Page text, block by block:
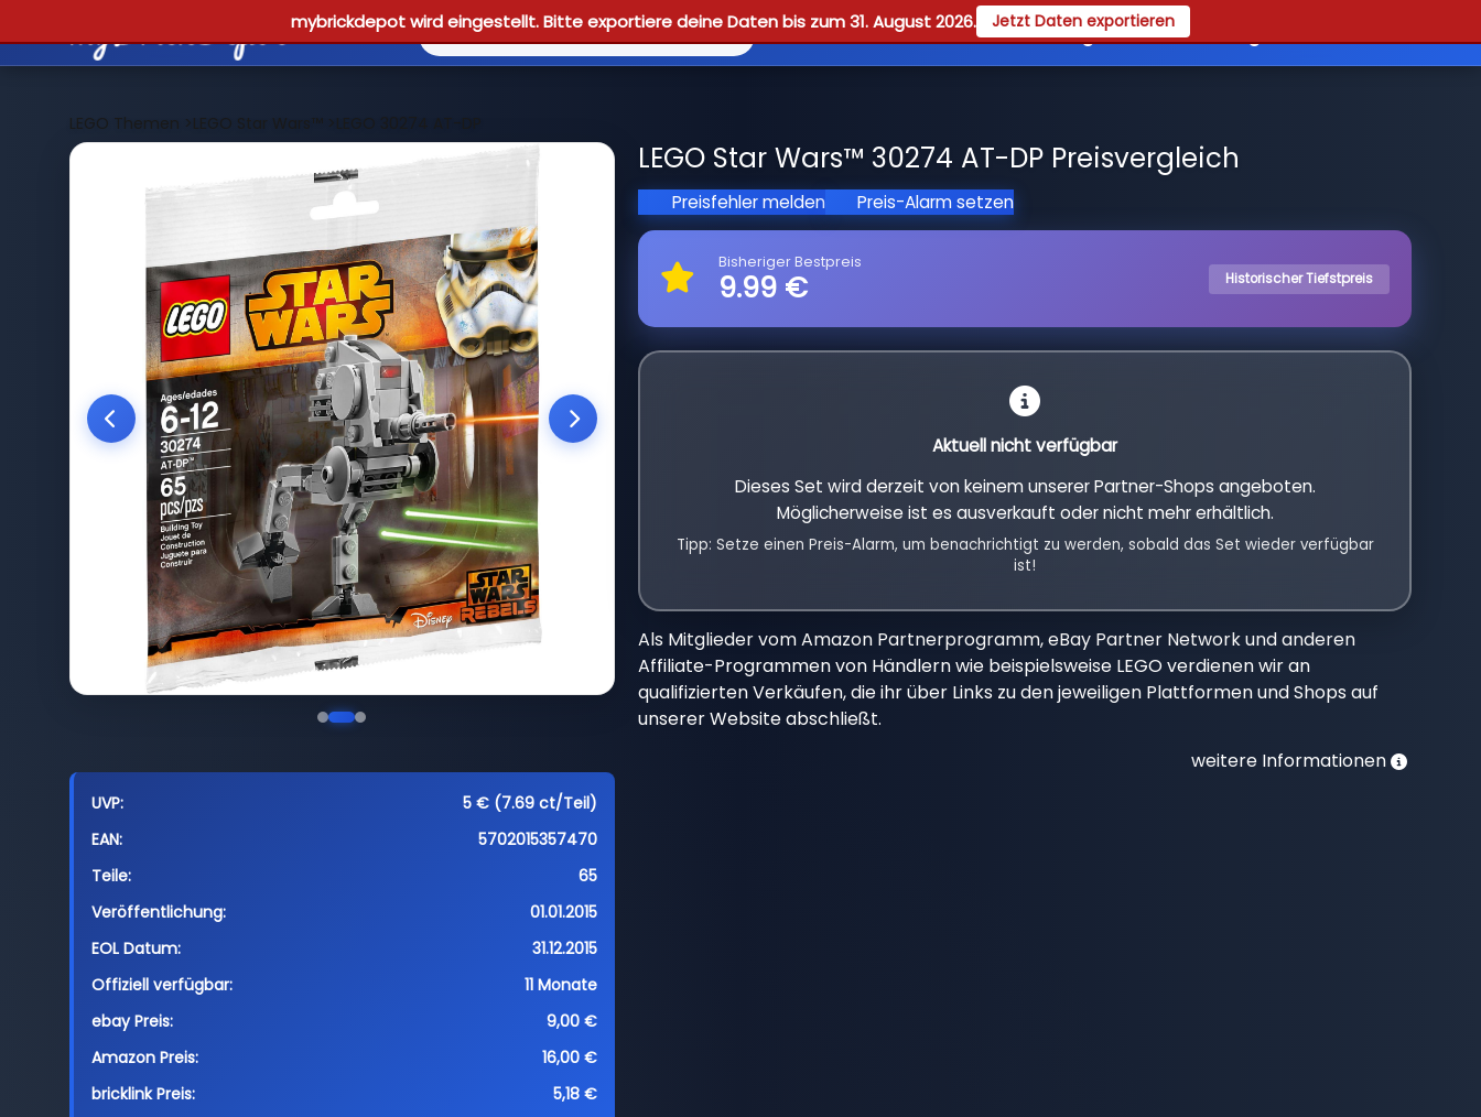
mybrickdepot wird eingestellt. Bitte exportiere deine Daten bis zum 31. August 2026. Jetzt Daten exportieren
Reviews Guides Registrieren
LEGO Themen >LEGO Star Wars™>LEGO 30274 AT-DP
UVP:
5 € (7.69 ct/Teil)
EAN:
5702015357470
Teile:
65
Veröffentlichung:
01.01.2015
EOL Datum:
31.12.2015
Offiziell verfügbar:
11 Monate
ebay Preis:
9,00 €
Amazon Preis:
16,00 €
bricklink Preis:
5,18 €
LEGO Star Wars™ 30274 AT-DP Preisvergleich
Preisfehler melden Preis-Alarm setzen
Bisheriger Bestpreis
9.99 € Historischer Tiefstpreis
Aktuell nicht verfügbar
Dieses Set wird derzeit von keinem unserer Partner-Shops angeboten.
Möglicherweise ist es ausverkauft oder nicht mehr erhältlich.
Tipp: Setze einen Preis-Alarm, um benachrichtigt zu werden, sobald das Set wieder verfügbar
ist!
Als Mitglieder vom Amazon Partnerprogramm, eBay Partner Network und anderen
Affiliate-Programmen von Händlern wie beispielsweise LEGO verdienen wir an
qualifizierten Verkäufen, die ihr über Links zu den jeweiligen Plattformen und Shops auf
unserer Website abschließt.
weitere Informationen